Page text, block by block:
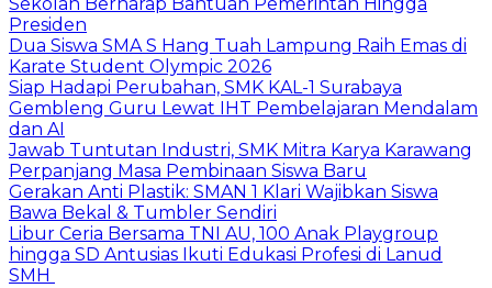
Sekolah Berharap Bantuan Pemerintah Hingga
Presiden
Dua Siswa SMA S Hang Tuah Lampung Raih Emas di
Karate Student Olympic 2026
Siap Hadapi Perubahan, SMK KAL-1 Surabaya
Gembleng Guru Lewat IHT Pembelajaran Mendalam
dan AI
Jawab Tuntutan Industri, SMK Mitra Karya Karawang
Perpanjang Masa Pembinaan Siswa Baru
Gerakan Anti Plastik: SMAN 1 Klari Wajibkan Siswa
Bawa Bekal & Tumbler Sendiri
Libur Ceria Bersama TNI AU, 100 Anak Playgroup
hingga SD Antusias Ikuti Edukasi Profesi di Lanud
SMH